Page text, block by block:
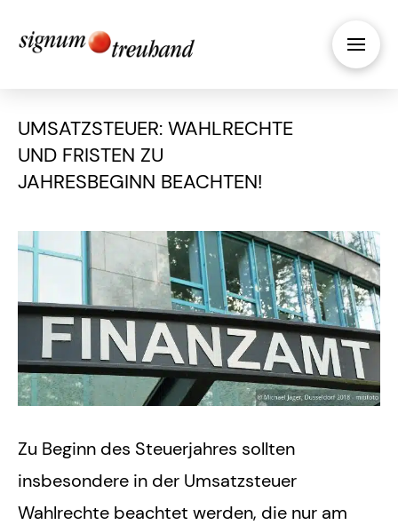
UMSATZSTEUER: WAHLRECHTE
UND FRISTEN ZU
JAHRESBEGINN BEACHTEN!
Zu Beginn des Steuerjahres sollten
insbesondere in der Umsatzsteuer
Wahlrechte beachtet werden, die nur am